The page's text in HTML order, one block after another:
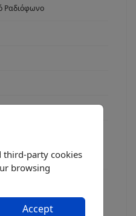
Ραδιόφωνο
third-party cookies
browsing
Accept